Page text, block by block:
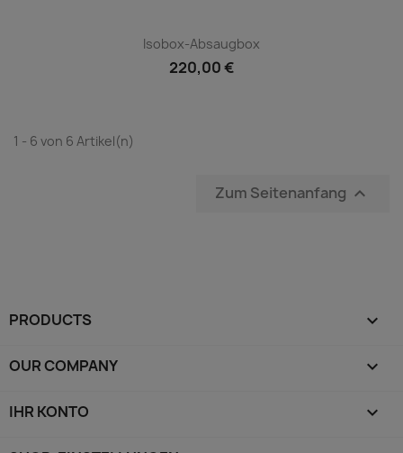
Isobox-Absaugbox
220,00 €
1 - 6 von 6 Artikel(n)
Zum Seitenanfang 
PRODUCTS 
OUR COMPANY 
IHR KONTO 